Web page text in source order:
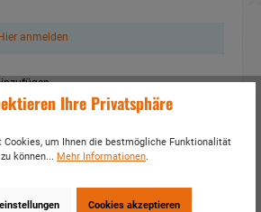
anmelden
Ihre Privatsphäre
Cookies, um Ihnen die bestmögliche Funktionalität
können... Mehr Informationen.
Cookies akzeptieren